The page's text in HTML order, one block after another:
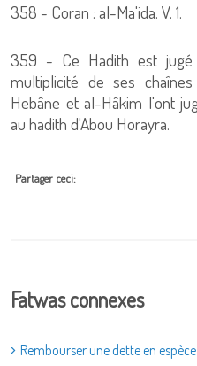
358 - Coran : al-Ma'ida. V. 1.
359 - Ce Hadith est jugé
multiplicité de ses
Hebâne et al-Hâkim l'ont
au hadith d'Abou Horayra.
Partager ceci:
Fatwas connexes
Rembourser une dette en espèce